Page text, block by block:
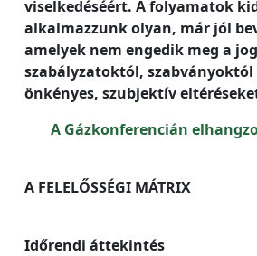
viselkedéséért. A folyamatok
alkalmazzunk olyan, már jól
amelyek nem engedik meg a
szabályzatoktól, szabványoktól
önkényes, szubjektív
A Gázkonferencián
A FELELŐSSÉGI MÁTRIX
Időrendi áttekintés